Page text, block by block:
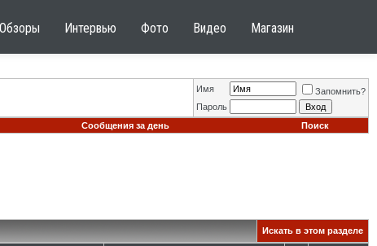
Обзоры Интервью Фото Видео Магазин
Имя
Запомнить?
Пароль
Сообщения за день Поиск
Искать в этом разделе